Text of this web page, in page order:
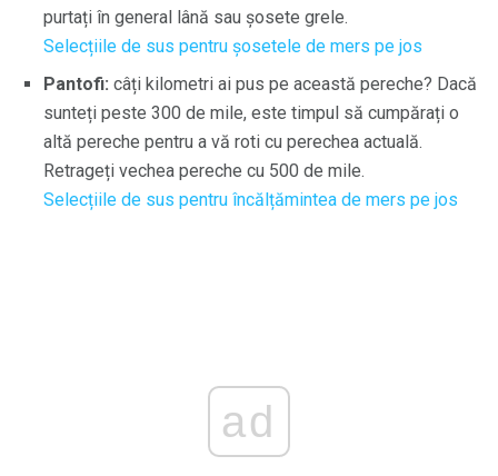
purtați în general lână sau șosete grele.
Selecțiile de sus pentru șosetele de mers pe jos
Pantofi: câți kilometri ai pus pe această pereche? Dacă
sunteți peste 300 de mile, este timpul să cumpărați o
altă pereche pentru a vă roti cu perechea actuală.
Retrageți vechea pereche cu 500 de mile.
Selecțiile de sus pentru încălțămintea de mers pe jos
ad